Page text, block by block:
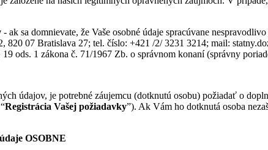
- ak sa domnievate, že Vaše osobné údaje spracúvane
07 Bratislava 27; tel. číslo: +421 /2/ 3231 3214; mail:
ods. 1 zákona č. 71/1967 Zb. o správnom konaní (správny
údajov, je potrebné záujemcu (dotknutú osobu) požiadať o
Registrácia Vašej požiadavky”). Ak Vám ho dotknutá osoba
OSOBNE